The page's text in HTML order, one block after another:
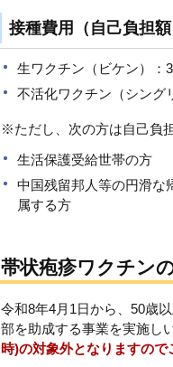
接種費用（自己負担額
生ワクチン（ビケン）：
不活化ワクチン（シング
※ただし、次の方は自己負
生活保護受給世帯の方
中国残留邦人等の円滑な
属する方
帯状疱疹ワクチン
令和8年4月1日から、50歳
部を助成する事業を実施し
時)の対象外となりますので